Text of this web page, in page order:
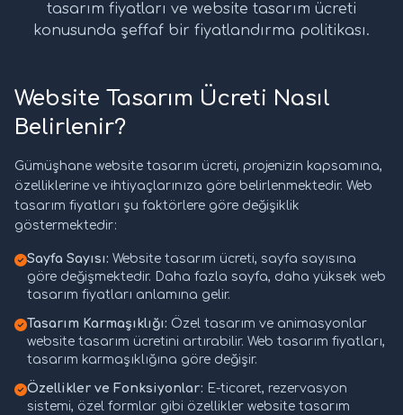
tasarım fiyatları ve website tasarım ücreti
konusunda şeffaf bir fiyatlandırma politikası.
Website Tasarım Ücreti Nasıl
Belirlenir?
Gümüşhane website tasarım ücreti, projenizin kapsamına,
özelliklerine ve ihtiyaçlarınıza göre belirlenmektedir. Web
tasarım fiyatları şu faktörlere göre değişiklik
göstermektedir:
Sayfa Sayısı: Website tasarım ücreti, sayfa sayısına
göre değişmektedir. Daha fazla sayfa, daha yüksek web
tasarım fiyatları anlamına gelir.
Tasarım Karmaşıklığı: Özel tasarım ve animasyonlar
website tasarım ücretini artırabilir. Web tasarım fiyatları,
tasarım karmaşıklığına göre değişir.
Özellikler ve Fonksiyonlar: E-ticaret, rezervasyon
sistemi, özel formlar gibi özellikler website tasarım